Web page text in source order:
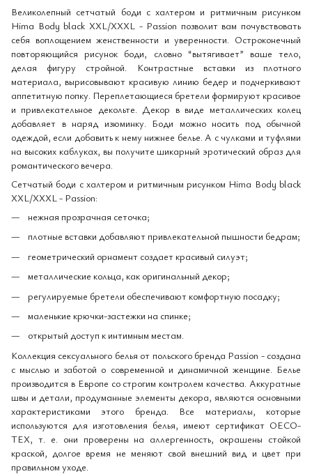
Великолепный сетчатый боди с халтером и ритмичным рисунком
Hima Body black XXL/XXXL - Passion позволит вам почувствовать
себя воплощением женственности и уверенности. Остроконечный
повторяющийся рисунок боди, словно “вытягивает” ваше тело,
делая фигуру стройной. Контрастные вставки из плотного
материала, вырисовывают красивую линию бедер и подчеркивают
аппетитную попку. Переплетающиеся бретели формируют красивое
и привлекательное декольте. Декор в виде металлических колец
добавляет в наряд изюминку. Боди можно носить под обычной
одеждой, если добавить к нему нижнее белье. А с чулками и туфлями
на высоких каблуках, вы получите шикарный эротический образ для
романтического вечера.
Сетчатый боди с халтером и ритмичным рисунком Hima Body black
XXL/XXXL - Passion:
нежная прозрачная сеточка;
плотные вставки добавляют привлекательной пышности бедрам;
геометрический орнамент создает красивый силуэт;
металлические кольца, как оригинальный декор;
регулируемые бретели обеспечивают комфортную посадку;
маленькие крючки-застежки на спинке;
открытый доступ к интимным местам.
Коллекция сексуального белья от польского бренда Passion - создана
с мыслью и заботой о современной и динамичной женщине. Белье
производится в Европе со строгим контролем качества. Аккуратные
швы и детали, продуманные элементы декора, являются основными
характеристиками этого бренда. Все материалы, которые
используются для изготовления белья, имеют сертификат OECO-
TEX, т. е. они проверены на аллергенность, окрашены стойкой
краской, долгое время не меняют свой внешний вид и цвет при
правильном уходе.